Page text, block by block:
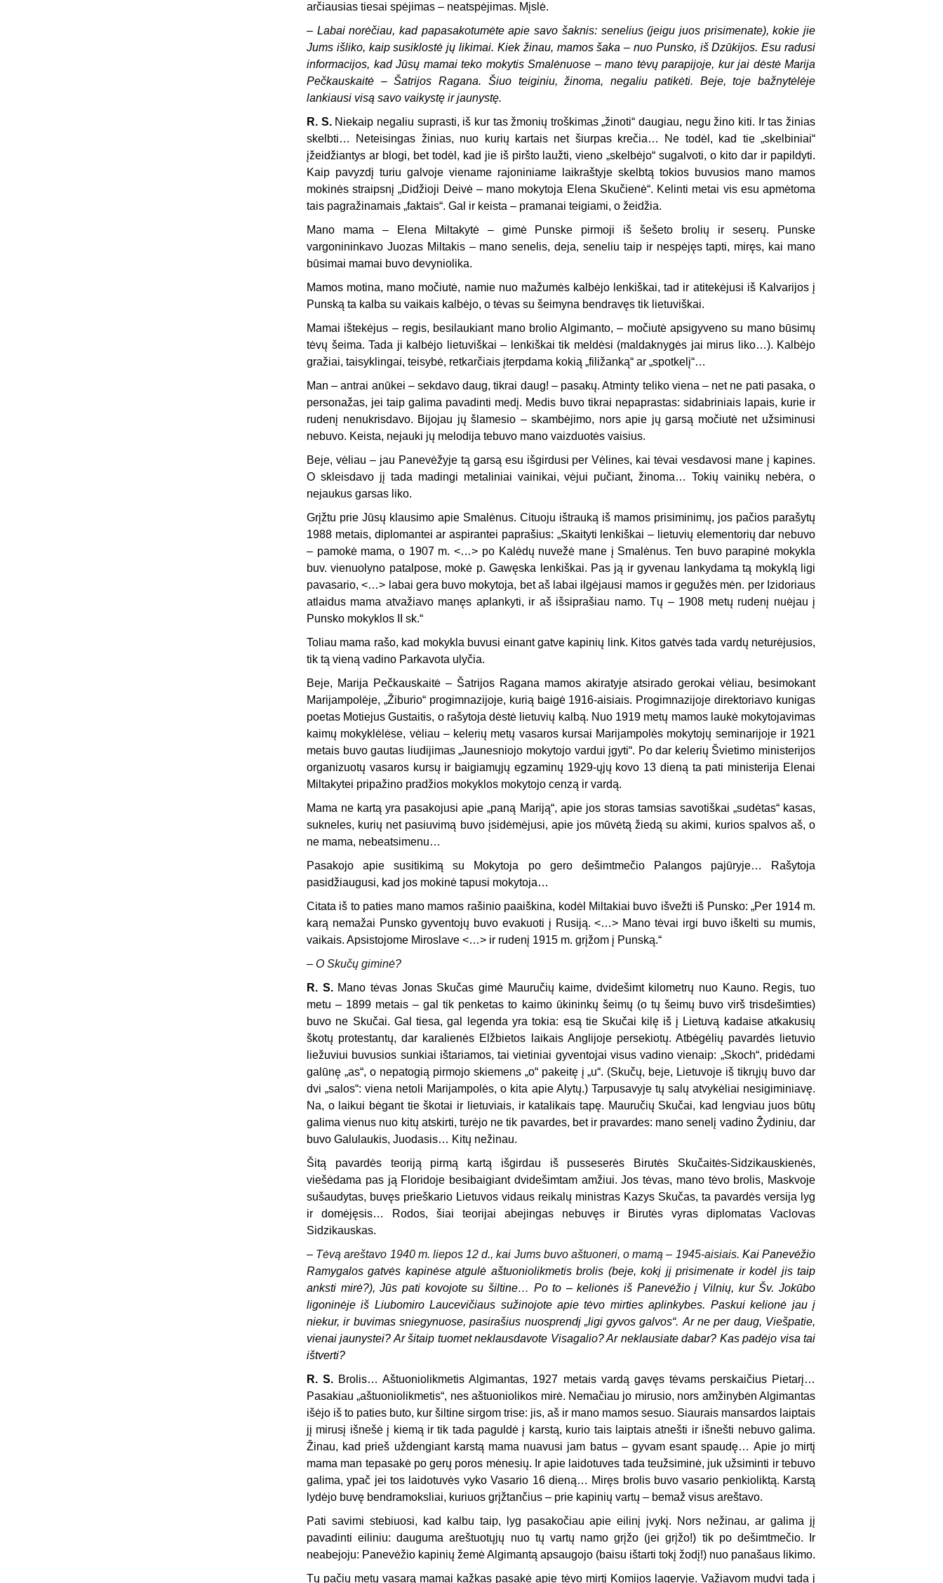
arčiausias tiesai spėjimas – neatspėjimas. Mįslė.
– Labai norėčiau, kad papasakotumėte apie savo šaknis: senelius (jeigu juos prisimenate), kokie jie
Jums išliko, kaip susiklostė jų likimai. Kiek žinau, mamos šaka – nuo Punsko, iš Dzūkijos. Esu radusi
informacijos, kad Jūsų mamai teko mokytis Smalėnuose – mano tėvų parapijoje, kur jai dėstė Marija
Pečkauskaitė – Šatrijos Ragana. Šiuo teiginiu, žinoma, negaliu patikėti. Beje, toje bažnytėlėje
lankiausi visą savo vaikystę ir jaunystę.
R. S.Niekaip negaliu suprasti, iš kur tas žmonių troškimas „žinoti“ daugiau, negu žino kiti. Ir tas žinias
skelbti… Neteisingas žinias, nuo kurių kartais net šiurpas krečia… Ne todėl, kad tie „skelbiniai“
įžeidžiantys ar blogi, bet todėl, kad jie iš piršto laužti, vieno „skelbėjo“ sugalvoti, o kito dar ir papildyti.
Kaip pavyzdį turiu galvoje viename rajoniniame laikraštyje skelbtą tokios buvusios mano mamos
mokinės straipsnį „Didžioji Deivė – mano mokytoja Elena Skučienė“. Kelinti metai vis esu apmėtoma
tais pagražinamais „faktais“. Gal ir keista – pramanai teigiami, o žeidžia.
Mano mama – Elena Miltakytė – gimė Punske pirmoji iš šešeto brolių ir seserų. Punske
vargonininkavo Juozas Miltakis – mano senelis, deja, seneliu taip ir nespėjęs tapti, miręs, kai mano
būsimai mamai buvo devyniolika.
Mamos motina, mano močiutė, namie nuo mažumės kalbėjo lenkiškai, tad ir atitekėjusi iš Kalvarijos į
Punską ta kalba su vaikais kalbėjo, o tėvas su šeimyna bendravęs tik lietuviškai.
Mamai ištekėjus – regis, besilaukiant mano brolio Algimanto, – močiutė apsigyveno su mano būsimų
tėvų šeima. Tada ji kalbėjo lietuviškai – lenkiškai tik meldėsi (maldaknygės jai mirus liko…). Kalbėjo
gražiai, taisyklingai, teisybė, retkarčiais įterpdama kokią „filižanką“ ar „spotkelį“…
Man – antrai anūkei – sekdavo daug, tikrai daug! – pasakų. Atminty teliko viena – net ne pati pasaka, o
personažas, jei taip galima pavadinti medį. Medis buvo tikrai nepaprastas: sidabriniais lapais, kurie ir
rudenį nenukrisdavo. Bijojau jų šlamesio – skambėjimo, nors apie jų garsą močiutė net užsiminusi
nebuvo. Keista, nejauki jų melodija tebuvo mano vaizduotės vaisius.
Beje, vėliau – jau Panevėžyje tą garsą esu išgirdusi per Vėlines, kai tėvai vesdavosi mane į kapines.
O skleisdavo jį tada madingi metaliniai vainikai, vėjui pučiant, žinoma… Tokių vainikų nebėra, o
nejaukus garsas liko.
Grįžtu prie Jūsų klausimo apie Smalėnus. Cituoju ištrauką iš mamos prisiminimų, jos pačios parašytų
1988 metais, diplomantei ar aspirantei paprašius: „Skaityti lenkiškai – lietuvių elementorių dar nebuvo
– pamokė mama, o 1907 m. <…> po Kalėdų nuvežė mane į Smalėnus. Ten buvo parapinė mokykla
buv. vienuolyno patalpose, mokė p. Gawęska lenkiškai. Pas ją ir gyvenau lankydama tą mokyklą ligi
pavasario, <…> labai gera buvo mokytoja, bet aš labai ilgėjausi mamos ir gegužės mėn. per Izidoriaus
atlaidus mama atvažiavo manęs aplankyti, ir aš išsiprašiau namo. Tų – 1908 metų rudenį nuėjau į
Punsko mokyklos II sk.“
Toliau mama rašo, kad mokykla buvusi einant gatve kapinių link. Kitos gatvės tada vardų neturėjusios,
tik tą vieną vadino Parkavota ulyčia.
Beje, Marija Pečkauskaitė – Šatrijos Ragana mamos akiratyje atsirado gerokai vėliau, besimokant
Marijampolėje, „Žiburio“ progimnazijoje, kurią baigė 1916-aisiais. Progimnazijoje direktoriavo kunigas
poetas Motiejus Gustaitis, o rašytoja dėstė lietuvių kalbą. Nuo 1919 metų mamos laukė mokytojavimas
kaimų mokyklėlėse, vėliau – kelerių metų vasaros kursai Marijampolės mokytojų seminarijoje ir 1921
metais buvo gautas liudijimas „Jaunesniojo mokytojo vardui įgyti“. Po dar kelerių Švietimo ministerijos
organizuotų vasaros kursų ir baigiamųjų egzaminų 1929-ųjų kovo 13 dieną ta pati ministerija Elenai
Miltakytei pripažino pradžios mokyklos mokytojo cenzą ir vardą.
Mama ne kartą yra pasakojusi apie „paną Mariją“, apie jos storas tamsias savotiškai „sudėtas“ kasas,
sukneles, kurių net pasiuvimą buvo įsidėmėjusi, apie jos mūvėtą žiedą su akimi, kurios spalvos aš, o
ne mama, nebeatsimenu…
Pasakojo apie susitikimą su Mokytoja po gero dešimtmečio Palangos pajūryje… Rašytoja
pasidžiaugusi, kad jos mokinė tapusi mokytoja…
Citata iš to paties mano mamos rašinio paaiškina, kodėl Miltakiai buvo išvežti iš Punsko: „Per 1914 m.
karą nemažai Punsko gyventojų buvo evakuoti į Rusiją.<…> Mano tėvai irgi buvo iškelti su mumis,
vaikais. Apsistojome Miroslave <…> ir rudenį 1915 m. grįžom į Punską.“
– O Skučų giminė?
R. S.Mano tėvas Jonas Skučas gimė Mauručių kaime, dvidešimt kilometrų nuo Kauno. Regis, tuo
metu – 1899 metais – gal tik penketas to kaimo ūkininkų šeimų (o tų šeimų buvo virš trisdešimties)
buvo ne Skučai. Gal tiesa, gal legenda yra tokia: esą tie Skučai kilę iš į Lietuvą kadaise atkakusių
škotų protestantų, dar karalienės Elžbietos laikais Anglijoje persekiotų. Atbėgėlių pavardės lietuvio
liežuviui buvusios sunkiai ištariamos, tai vietiniai gyventojai visus vadino vienaip: „Skoch“, pridėdami
galūnę „as“, o nepatogią pirmojo skiemens „o“ pakeitę į „u“. (Skučų, beje, Lietuvoje iš tikrųjų buvo dar
dvi „salos“: viena netoli Marijampolės, o kita apie Alytų.) Tarpusavyje tų salų atvykėliai nesigiminiavę.
Na, o laikui bėgant tie škotai ir lietuviais, ir katalikais tapę. Mauručių Skučai, kad lengviau juos būtų
galima vienus nuo kitų atskirti, turėjo ne tik pavardes, bet ir pravardes: mano senelį vadino Žydiniu, dar
buvo Galulaukis, Juodasis… Kitų nežinau.
Šitą pavardės teoriją pirmą kartą išgirdau iš pusseserės Birutės Skučaitės-Sidzikauskienės,
viešėdama pas ją Floridoje besibaigiant dvidešimtam amžiui. Jos tėvas, mano tėvo brolis, Maskvoje
sušaudytas, buvęs prieškario Lietuvos vidaus reikalų ministras Kazys Skučas, ta pavardės versija lyg
ir domėjęsis… Rodos, šiai teorijai abejingas nebuvęs ir Birutės vyras diplomatas Vaclovas
Sidzikauskas.
– Tėvą areštavo 1940 m. liepos 12 d., kai Jums buvo aštuoneri, o mamą – 1945-aisiais. Kai Panevėžio
Ramygalos gatvės kapinėse atgulė aštuoniolikmetis brolis (beje, kokį jį prisimenate ir kodėl jis taip
anksti mirė?), Jūs pati kovojote su šiltine… Po to – kelionės iš Panevėžio į Vilnių, kur Šv. Jokūbo
ligoninėje iš Liubomiro Laucevičiaus sužinojote apie tėvo mirties aplinkybes. Paskui kelionė jau į
niekur, ir buvimas sniegynuose, pasirašius nuosprendį „ligi gyvos galvos“. Ar ne per daug, Viešpatie,
vienai jaunystei? Ar šitaip tuomet neklausdavote Visagalio? Ar neklausiate dabar? Kas padėjo visa tai
ištverti?
R. S. Brolis… Aštuoniolikmetis Algimantas, 1927 metais vardą gavęs tėvams perskaičius Pietarį…
Pasakiau „aštuoniolikmetis“, nes aštuoniolikos mirė. Nemačiau jo mirusio, nors amžinybėn Algimantas
išėjo iš to paties buto, kur šiltine sirgom trise: jis, aš ir mano mamos sesuo. Siaurais mansardos laiptais
jį mirusį išnešė į kiemą ir tik tada paguldė į karstą, kurio tais laiptais atnešti ir išnešti nebuvo galima.
Žinau, kad prieš uždengiant karstą mama nuavusi jam batus – gyvam esant spaudę… Apie jo mirtį
mama man tepasakė po gerų poros mėnesių. Ir apie laidotuves tada teužsiminė, juk užsiminti ir tebuvo
galima, ypač jei tos laidotuvės vyko Vasario 16 dieną… Miręs brolis buvo vasario penkioliktą. Karstą
lydėjo buvę bendramoksliai, kuriuos grįžtančius – prie kapinių vartų – bemaž visus areštavo.
Pati savimi stebiuosi, kad kalbu taip, lyg pasakočiau apie eilinį įvykį. Nors nežinau, ar galima jį
pavadinti eiliniu: dauguma areštuotųjų nuo tų vartų namo grįžo (jei grįžo!) tik po dešimtmečio. Ir
neabejoju: Panevėžio kapinių žemė Algimantą apsaugojo (baisu ištarti tokį žodį!) nuo panašaus likimo.
Tų pačių metų vasarą mamai kažkas pasakė apie tėvo mirtį Komijos lageryje. Važiavom mudvi tada į